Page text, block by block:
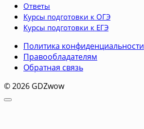
Ответы
Курсы подготовки к ОГЭ
Курсы подготовки к ЕГЭ
Политика конфиденциальности
Правообладателям
Обратная связь
© 2026 GDZwow